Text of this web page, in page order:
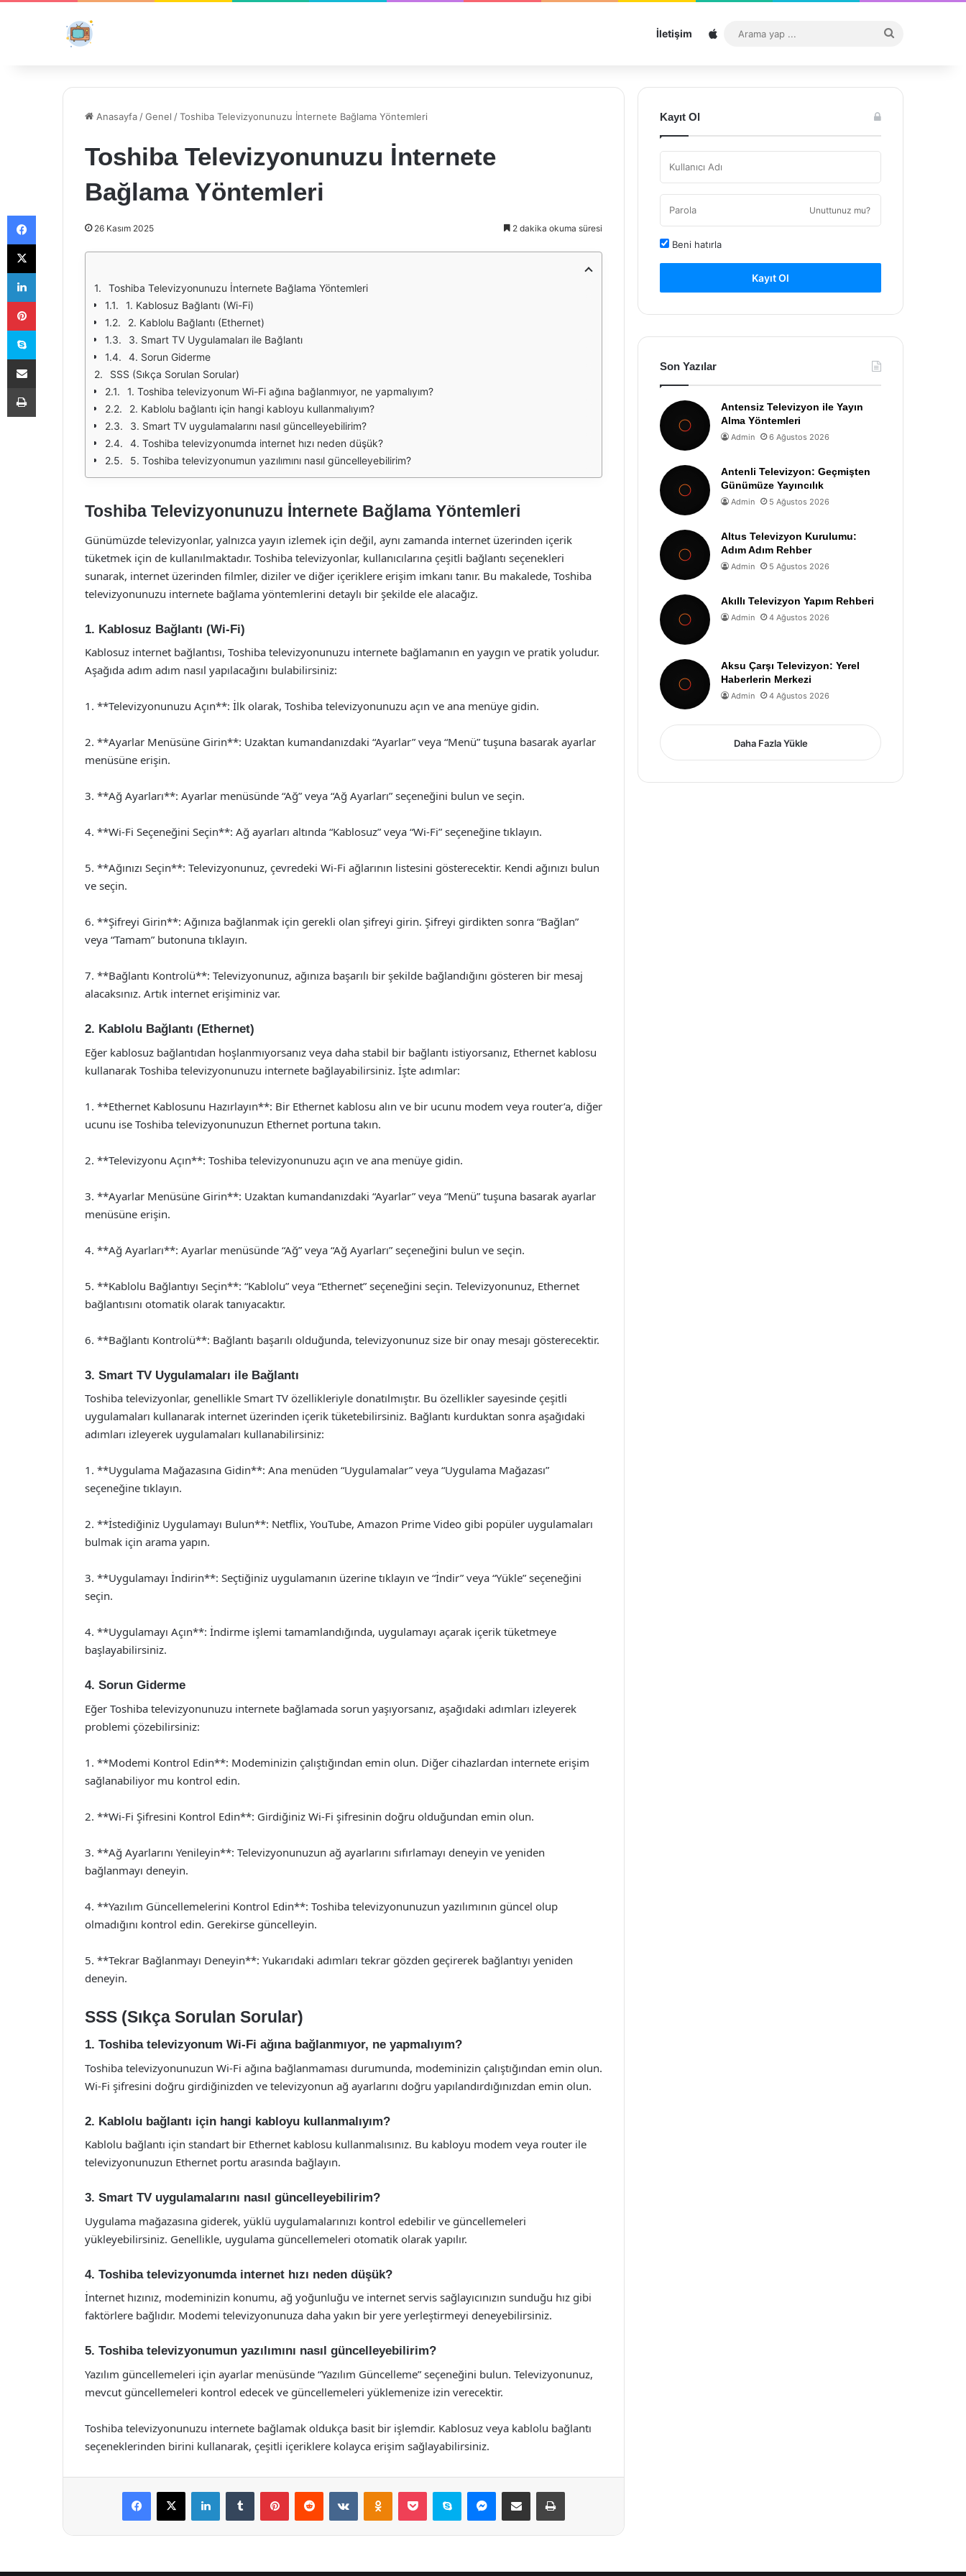
İletişim Sitemap
...
Anasayfa /Genel /Toshiba Televizyonunuzu İnternete Bağlama Yöntemleri
Toshiba Televizyonunuzu İnternete
Bağlama Yöntemleri
26 Kasım 2025 2 dakika okuma süresi
Toshiba Televizyonunuzu İnternete Bağlama Yöntemleri
1. Kablosuz Bağlantı (Wi-Fi)
2. Kablolu Bağlantı (Ethernet)
3. Smart TV Uygulamaları ile Bağlantı
4. Sorun Giderme
SSS (Sıkça Sorulan Sorular)
1. Toshiba televizyonum Wi-Fi ağına bağlanmıyor, ne yapmalıyım?
2. Kablolu bağlantı için hangi kabloyu kullanmalıyım?
3. Smart TV uygulamalarını nasıl güncelleyebilirim?
4. Toshiba televizyonumda internet hızı neden düşük?
5. Toshiba televizyonumun yazılımını nasıl güncelleyebilirim?
Toshiba Televizyonunuzu İnternete Bağlama Yöntemleri
Günümüzde televizyonlar, yalnızca yayın izlemek için değil, aynı zamanda internet üzerinden içerik
tüketmek için de kullanılmaktadır. Toshiba televizyonlar, kullanıcılarına çeşitli bağlantı seçenekleri
sunarak, internet üzerinden filmler, diziler ve diğer içeriklere erişim imkanı tanır. Bu makalede, Toshiba
televizyonunuzu internete bağlama yöntemlerini detaylı bir şekilde ele alacağız.
1. Kablosuz Bağlantı (Wi-Fi)
Kablosuz internet bağlantısı, Toshiba televizyonunuzu internete bağlamanın en yaygın ve pratik yoludur.
Aşağıda adım adım nasıl yapılacağını bulabilirsiniz:
1. **Televizyonunuzu Açın**: İlk olarak, Toshiba televizyonunuzu açın ve ana menüye gidin.
2. **Ayarlar Menüsüne Girin**: Uzaktan kumandanızdaki “Ayarlar” veya “Menü” tuşuna basarak ayarlar
menüsüne erişin.
3. **Ağ Ayarları**: Ayarlar menüsünde “Ağ” veya “Ağ Ayarları” seçeneğini bulun ve seçin.
4. **Wi-Fi Seçeneğini Seçin**: Ağ ayarları altında “Kablosuz” veya “Wi-Fi” seçeneğine tıklayın.
5. **Ağınızı Seçin**: Televizyonunuz, çevredeki Wi-Fi ağlarının listesini gösterecektir. Kendi ağınızı bulun
ve seçin.
6. **Şifreyi Girin**: Ağınıza bağlanmak için gerekli olan şifreyi girin. Şifreyi girdikten sonra “Bağlan”
veya “Tamam” butonuna tıklayın.
7. **Bağlantı Kontrolü**: Televizyonunuz, ağınıza başarılı bir şekilde bağlandığını gösteren bir mesaj
alacaksınız. Artık internet erişiminiz var.
2. Kablolu Bağlantı (Ethernet)
Eğer kablosuz bağlantıdan hoşlanmıyorsanız veya daha stabil bir bağlantı istiyorsanız, Ethernet kablosu
kullanarak Toshiba televizyonunuzu internete bağlayabilirsiniz. İşte adımlar:
1. **Ethernet Kablosunu Hazırlayın**: Bir Ethernet kablosu alın ve bir ucunu modem veya router’a, diğer
ucunu ise Toshiba televizyonunuzun Ethernet portuna takın.
2. **Televizyonu Açın**: Toshiba televizyonunuzu açın ve ana menüye gidin.
3. **Ayarlar Menüsüne Girin**: Uzaktan kumandanızdaki “Ayarlar” veya “Menü” tuşuna basarak ayarlar
menüsüne erişin.
4. **Ağ Ayarları**: Ayarlar menüsünde “Ağ” veya “Ağ Ayarları” seçeneğini bulun ve seçin.
5. **Kablolu Bağlantıyı Seçin**: “Kablolu” veya “Ethernet” seçeneğini seçin. Televizyonunuz, Ethernet
bağlantısını otomatik olarak tanıyacaktır.
6. **Bağlantı Kontrolü**: Bağlantı başarılı olduğunda, televizyonunuz size bir onay mesajı gösterecektir.
3. Smart TV Uygulamaları ile Bağlantı
Toshiba televizyonlar, genellikle Smart TV özellikleriyle donatılmıştır. Bu özellikler sayesinde çeşitli
uygulamaları kullanarak internet üzerinden içerik tüketebilirsiniz. Bağlantı kurduktan sonra aşağıdaki
adımları izleyerek uygulamaları kullanabilirsiniz:
1. **Uygulama Mağazasına Gidin**: Ana menüden “Uygulamalar” veya “Uygulama Mağazası”
seçeneğine tıklayın.
2. **İstediğiniz Uygulamayı Bulun**: Netflix, YouTube, Amazon Prime Video gibi popüler uygulamaları
bulmak için arama yapın.
3. **Uygulamayı İndirin**: Seçtiğiniz uygulamanın üzerine tıklayın ve “İndir” veya “Yükle” seçeneğini
seçin.
4. **Uygulamayı Açın**: İndirme işlemi tamamlandığında, uygulamayı açarak içerik tüketmeye
başlayabilirsiniz.
4. Sorun Giderme
Eğer Toshiba televizyonunuzu internete bağlamada sorun yaşıyorsanız, aşağıdaki adımları izleyerek
problemi çözebilirsiniz:
1. **Modemi Kontrol Edin**: Modeminizin çalıştığından emin olun. Diğer cihazlardan internete erişim
sağlanabiliyor mu kontrol edin.
2. **Wi-Fi Şifresini Kontrol Edin**: Girdiğiniz Wi-Fi şifresinin doğru olduğundan emin olun.
3. **Ağ Ayarlarını Yenileyin**: Televizyonunuzun ağ ayarlarını sıfırlamayı deneyin ve yeniden
bağlanmayı deneyin.
4. **Yazılım Güncellemelerini Kontrol Edin**: Toshiba televizyonunuzun yazılımının güncel olup
olmadığını kontrol edin. Gerekirse güncelleyin.
5. **Tekrar Bağlanmayı Deneyin**: Yukarıdaki adımları tekrar gözden geçirerek bağlantıyı yeniden
deneyin.
SSS (Sıkça Sorulan Sorular)
1. Toshiba televizyonum Wi-Fi ağına bağlanmıyor, ne yapmalıyım?
Toshiba televizyonunuzun Wi-Fi ağına bağlanmaması durumunda, modeminizin çalıştığından emin olun.
Wi-Fi şifresini doğru girdiğinizden ve televizyonun ağ ayarlarını doğru yapılandırdığınızdan emin olun.
2. Kablolu bağlantı için hangi kabloyu kullanmalıyım?
Kablolu bağlantı için standart bir Ethernet kablosu kullanmalısınız. Bu kabloyu modem veya router ile
televizyonunuzun Ethernet portu arasında bağlayın.
3. Smart TV uygulamalarını nasıl güncelleyebilirim?
Uygulama mağazasına giderek, yüklü uygulamalarınızı kontrol edebilir ve güncellemeleri
yükleyebilirsiniz. Genellikle, uygulama güncellemeleri otomatik olarak yapılır.
4. Toshiba televizyonumda internet hızı neden düşük?
İnternet hızınız, modeminizin konumu, ağ yoğunluğu ve internet servis sağlayıcınızın sunduğu hız gibi
faktörlere bağlıdır. Modemi televizyonunuza daha yakın bir yere yerleştirmeyi deneyebilirsiniz.
5. Toshiba televizyonumun yazılımını nasıl güncelleyebilirim?
Yazılım güncellemeleri için ayarlar menüsünde “Yazılım Güncelleme” seçeneğini bulun. Televizyonunuz,
mevcut güncellemeleri kontrol edecek ve güncellemeleri yüklemenize izin verecektir.
Toshiba televizyonunuzu internete bağlamak oldukça basit bir işlemdir. Kablosuz veya kablolu bağlantı
seçeneklerinden birini kullanarak, çeşitli içeriklere kolayca erişim sağlayabilirsiniz.
Facebook
X LinkedInTumblr PinterestReddit VKontakteOdnoklassniki
Pocket Skype Messenger
E-Posta ile paylaş Yazdır
Kayıt Ol
Unuttunuz mu?
Beni hatırla
Kayıt Ol
Son Yazılar
Antensiz Televizyon ile Yayın
Alma Yöntemleri
Admin 6 Ağustos 2026
Antenli Televizyon: Geçmişten
Günümüze Yayıncılık
Admin 5 Ağustos 2026
Altus Televizyon Kurulumu:
Adım Adım Rehber
Admin 5 Ağustos 2026
Akıllı Televizyon Yapım Rehberi
Admin 4 Ağustos 2026
Aksu Çarşı Televizyon: Yerel
Haberlerin Merkezi
Admin 4 Ağustos 2026
Daha Fazla Yükle
Facebook
X
LinkedIn
Pinterest
Skype
E-Posta ile paylaş